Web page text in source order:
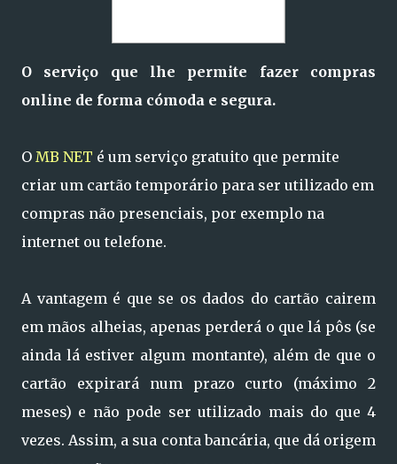
O serviço que lhe permite fazer compras
online de forma cómoda e segura.
O MB NET é um serviço gratuito que permite
criar um cartão temporário para ser utilizado em
compras não presenciais, por exemplo na
internet ou telefone.
A vantagem é que se os dados do cartão cairem
em mãos alheias, apenas perderá o que lá pôs (se
ainda lá estiver algum montante), além de que o
cartão expirará num prazo curto (máximo 2
meses) e não pode ser utilizado mais do que 4
vezes. Assim, a sua conta bancária, que dá origem